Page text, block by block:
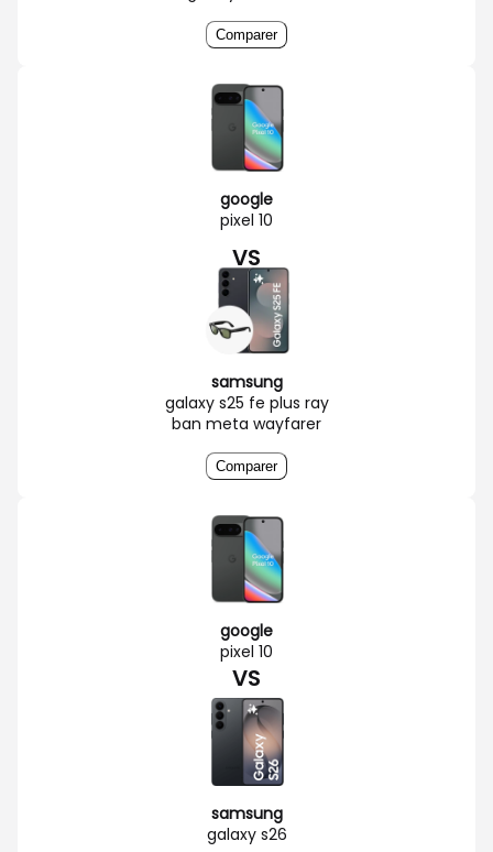
Comparer
google
pixel 10
VS
samsung
galaxy s25 fe plus ray
ban meta wayfarer
Comparer
google
pixel 10
VS
samsung
galaxy s26